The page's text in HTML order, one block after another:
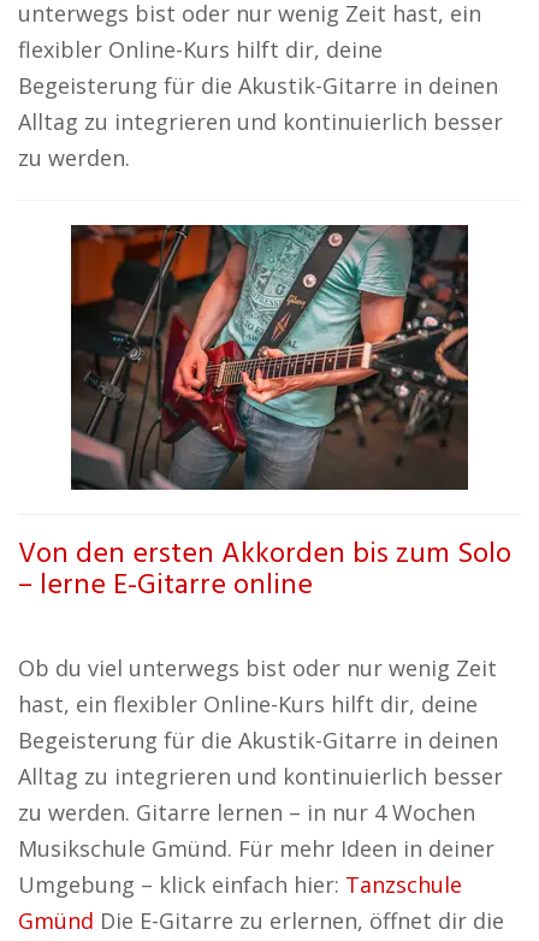
unterwegs bist oder nur wenig Zeit hast, ein
flexibler Online-Kurs hilft dir, deine
Begeisterung für die Akustik-Gitarre in deinen
Alltag zu integrieren und kontinuierlich besser
zu werden.
Von den ersten Akkorden bis zum Solo
– lerne E-Gitarre online
Ob du viel unterwegs bist oder nur wenig Zeit
hast, ein flexibler Online-Kurs hilft dir, deine
Begeisterung für die Akustik-Gitarre in deinen
Alltag zu integrieren und kontinuierlich besser
zu werden. Gitarre lernen – in nur 4 Wochen
Musikschule Gmünd. Für mehr Ideen in deiner
Umgebung – klick einfach hier: Tanzschule
Gmünd Die E-Gitarre zu erlernen, öffnet dir die